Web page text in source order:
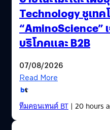
(Digitalization) เช่น การเอ
ประสิทธิภาพของการดำเนิ
เปลี่ยนรูปแบบทางธุรกิจโด
ให้องค์กร เพื่อเพิ่มความสา
โอกาสการเติบโตใหม่ๆ
ก็ตาม การทำ Digital
เกิดขึ้นแบบครั้งเดียวจบ แต่
เนื่องจากปัจจัยแวดล้อมที่
ไปตลอดเวลา ดังนั้นเพื่อสร้
(Exponential Growth) ธุร
Technology ชูเทค
“AminoScience”
บริโภคและ B2B
07/08/2026
Read More
ทีมคอนเทนต์ BT| 20 hours